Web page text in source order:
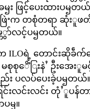
း ဖြင့်ပေးထားပၝ
ဖြဲႚက တစုံတရာ ဆုံးူ
ေွာ်လင့်ပၝတယ်။
ရဲ့ တောင်းဆိုခဵက်တေ
မစုစုေိံြးနဲႛ ဦးအေ
ပလပ်ပေးခဲ့ပၝတယ်
ြင်းလင်းလင်း တုံႛူပ
ပၝ။